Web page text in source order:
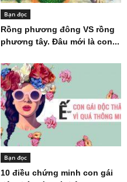
Bạn đọc
Rồng phương đông VS rồng
phương tây. Đâu mới là con...
Bạn đọc
10 điều chứng minh con gái